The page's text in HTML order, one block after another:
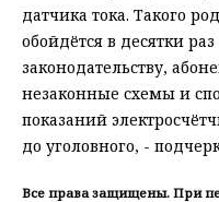
датчика тока. Такого
обойдётся в десятки
законодательству,
незаконные схемы и
показаний
до уголовного, -
Все права защищены. При